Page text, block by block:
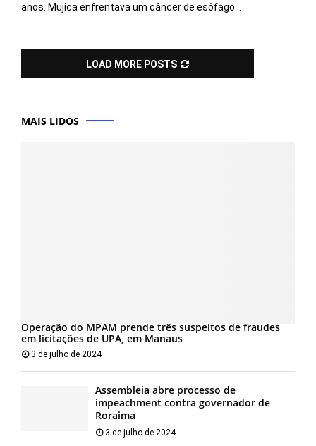
anos. Mujica enfrentava um câncer de esôfago...
LOAD MORE POSTS
MAIS LIDOS
Operação do MPAM prende três suspeitos de fraudes
em licitações de UPA, em Manaus
3 de julho de 2024
Assembleia abre processo de
impeachment contra governador de
Roraima
3 de julho de 2024